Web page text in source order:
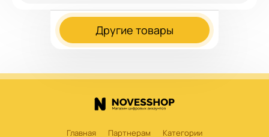
Другие товары
Главная Партнерам Категории